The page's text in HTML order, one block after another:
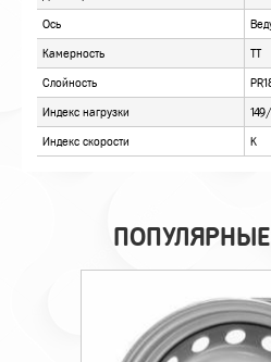
ПОПУЛЯРНЫЕ